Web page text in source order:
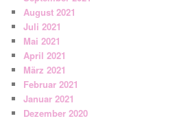
August 2021
Juli 2021
Mai 2021
April 2021
März 2021
Februar 2021
Januar 2021
Dezember 2020